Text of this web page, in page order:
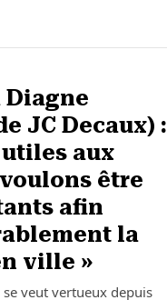
Diagne
JC Decaux) :
utiles aux
être
afin
la
ville »
veut vertueux depuis